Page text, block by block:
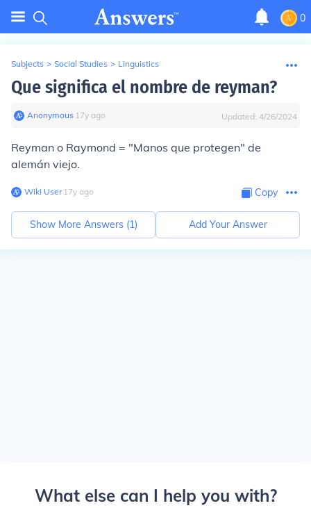
0
Subjects > Social Studies > Linguistics
Que significa el nombre de reyman?
Anonymous∙ 17y ago Updated: 4/26/2024
Reyman o Raymond = "Manos que protegen" de
alemán viejo.
Wiki User∙17y ago Copy
Show More Answers (1) Add Your Answer
What else can I help you with?